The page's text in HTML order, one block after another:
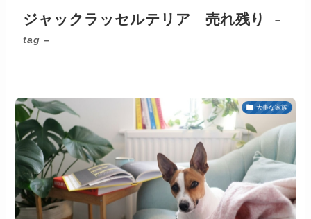
ジャックラッセルテリア 売れ残り
–
tag –
大事な家族